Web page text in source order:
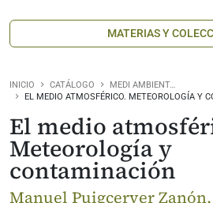
MATERIAS Y
INICIO CATÁLOGO
MEDI AMBIENT…
EL MEDIO ATMOSFÉRICO. METEOROLOGÍA Y
El medio
Meteorología y
contaminación
Manuel Puigcerver